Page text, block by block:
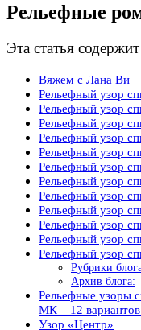
Рельефные
Эта статья
Вяжем с Лана Ви
Рельефный узор
Рельефный узор
Рельефный узор
Рельефный узор
Рельефный узор
Рельефный узор
Рельефный узор
Рельефный узор
Рельефный узор
Рельефный узор
Рельефный узор
Рельефный узор
Рубрики
Архив блога:
Рельефные узоры
МК – 12
Узор «Центр»